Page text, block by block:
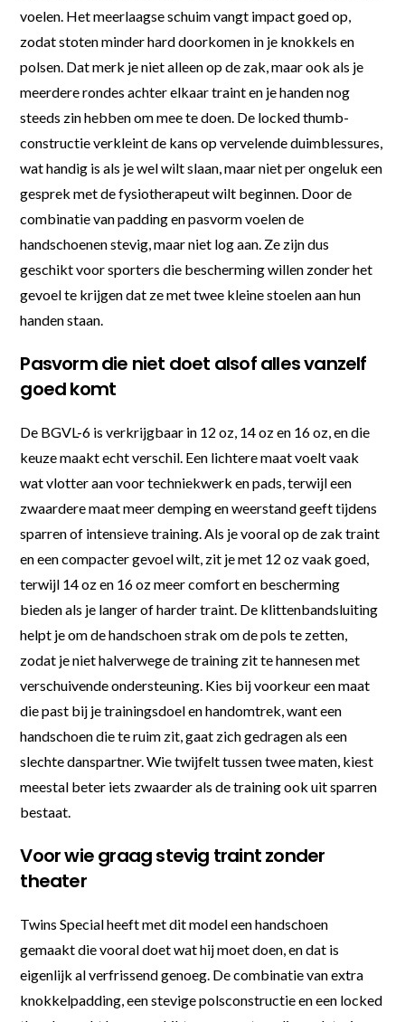
voelen. Het meerlaagse schuim vangt impact goed op,
zodat stoten minder hard doorkomen in je knokkels en
polsen. Dat merk je niet alleen op de zak, maar ook als je
meerdere rondes achter elkaar traint en je handen nog
steeds zin hebben om mee te doen. De locked thumb-
constructie verkleint de kans op vervelende duimblessures,
wat handig is als je wel wilt slaan, maar niet per ongeluk een
gesprek met de fysiotherapeut wilt beginnen. Door de
combinatie van padding en pasvorm voelen de
handschoenen stevig, maar niet log aan. Ze zijn dus
geschikt voor sporters die bescherming willen zonder het
gevoel te krijgen dat ze met twee kleine stoelen aan hun
handen staan.
Pasvorm die niet doet alsof alles vanzelf
goed komt
De BGVL-6 is verkrijgbaar in 12 oz, 14 oz en 16 oz, en die
keuze maakt echt verschil. Een lichtere maat voelt vaak
wat vlotter aan voor techniekwerk en pads, terwijl een
zwaardere maat meer demping en weerstand geeft tijdens
sparren of intensieve training. Als je vooral op de zak traint
en een compacter gevoel wilt, zit je met 12 oz vaak goed,
terwijl 14 oz en 16 oz meer comfort en bescherming
bieden als je langer of harder traint. De klittenbandsluiting
helpt je om de handschoen strak om de pols te zetten,
zodat je niet halverwege de training zit te hannesen met
verschuivende ondersteuning. Kies bij voorkeur een maat
die past bij je trainingsdoel en handomtrek, want een
handschoen die te ruim zit, gaat zich gedragen als een
slechte danspartner. Wie twijfelt tussen twee maten, kiest
meestal beter iets zwaarder als de training ook uit sparren
bestaat.
Voor wie graag stevig traint zonder
theater
Twins Special heeft met dit model een handschoen
gemaakt die vooral doet wat hij moet doen, en dat is
eigenlijk al verfrissend genoeg. De combinatie van extra
knokkelpadding, een stevige polsconstructie en een locked